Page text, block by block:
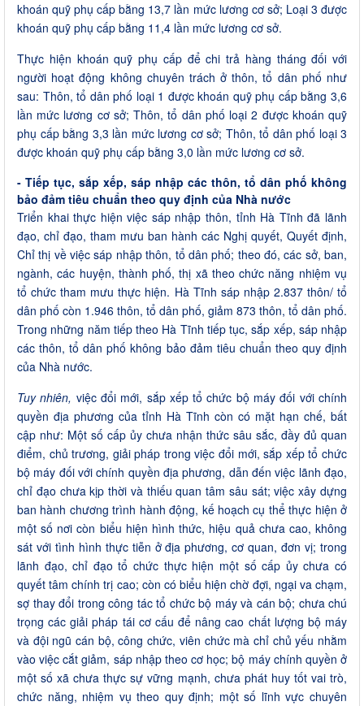
khoán quỹ phụ cấp bằng 13,7 lần mức lương cơ sở; Loại 3 được
khoán quỹ phụ cấp bằng 11,4 lần mức lương cơ sở.
Thực hiện khoán quỹ phụ cấp để chi trả hàng tháng đối với
người hoạt động không chuyên trách ở thôn, tổ dân phố như
sau: Thôn, tổ dân phố loại 1 được khoán quỹ phụ cấp bằng 3,6
lần mức lương cơ sở; Thôn, tổ dân phố loại 2 được khoán quỹ
phụ cấp bằng 3,3 lần mức lương cơ sở; Thôn, tổ dân phố loại 3
được khoán quỹ phụ cấp bằng 3,0 lần mức lương cơ sở.
- Tiếp tục, sắp xếp, sáp nhập các thôn, tổ dân phố không
bảo đảm tiêu chuẩn theo quy định của Nhà nước
Triển khai thực hiện việc sáp nhập thôn, tỉnh Hà Tĩnh đã lãnh
đạo, chỉ đạo, tham mưu ban hành các Nghị quyết, Quyết định,
Chỉ thị về việc sáp nhập thôn, tổ dân phố; theo đó, các sở, ban,
ngành, các huyện, thành phố, thị xã theo chức năng nhiệm vụ
tổ chức tham mưu thực hiện. Hà Tĩnh sáp nhập 2.837 thôn/ tổ
dân phố còn 1.946 thôn, tổ dân phố, giảm 873 thôn, tổ dân phố.
Trong những năm tiếp theo Hà Tĩnh tiếp tục, sắp xếp, sáp nhập
các thôn, tổ dân phố không bảo đảm tiêu chuẩn theo quy định
của Nhà nước.
Tuy nhiên, việc đổi mới, sắp xếp tổ chức bộ máy đối với chính
quyền địa phương của tỉnh Hà Tĩnh còn có mặt hạn chế, bất
cập như: Một số cấp ủy chưa nhận thức sâu sắc, đầy đủ quan
điểm, chủ trương, giải pháp trong việc đổi mới, sắp xếp tổ chức
bộ máy đối với chính quyền địa phương, dẫn đến việc lãnh đạo,
chỉ đạo chưa kịp thời và thiếu quan tâm sâu sát; việc xây dựng
ban hành chương trình hành động, kế hoạch cụ thể thực hiện ở
một số nơi còn biểu hiện hình thức, hiệu quả chưa cao, không
sát với tình hình thực tiễn ở địa phương, cơ quan, đơn vị; trong
lãnh đạo, chỉ đạo tổ chức thực hiện một số cấp ủy chưa có
quyết tâm chính trị cao; còn có biểu hiện chờ đợi, ngại va chạm,
sợ thay đổi trong công tác tổ chức bộ máy và cán bộ; chưa chú
trọng các giải pháp tái cơ cấu để nâng cao chất lượng bộ máy
và đội ngũ cán bộ, công chức, viên chức mà chỉ chủ yếu nhằm
vào việc cắt giảm, sáp nhập theo cơ học; bộ máy chính quyền ở
một số xã chưa thực sự vững mạnh, chưa phát huy tốt vai trò,
chức năng, nhiệm vụ theo quy định; một số lĩnh vực chuyên